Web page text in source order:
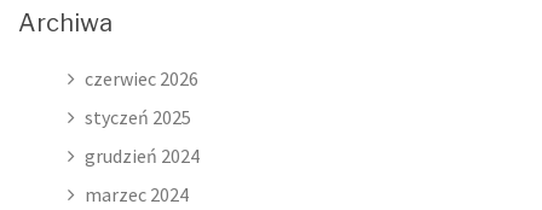
Archiwa
czerwiec 2026
styczeń 2025
grudzień 2024
marzec 2024